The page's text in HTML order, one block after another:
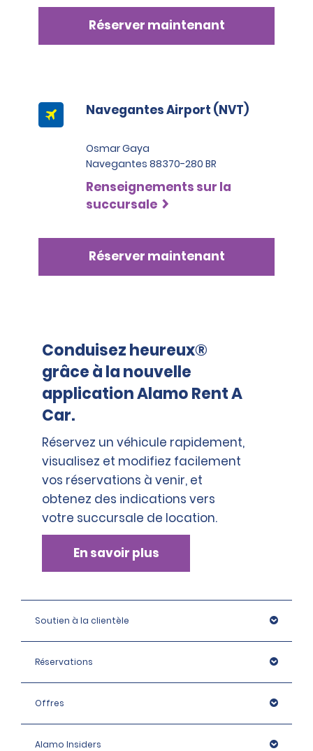
Réserver maintenant
Navegantes Airport (NVT)
Osmar Gaya
Navegantes 88370-280 BR
Renseignements sur la
succursale
Réserver maintenant
Conduisez heureux®
grâce à la nouvelle
application Alamo Rent A
Car.
Réservez un véhicule rapidement,
visualisez et modifiez facilement
vos réservations à venir, et
obtenez des indications vers
votre succursale de location.
En savoir plus
Soutien à la clientèle
Réservations
Offres
Alamo Insiders